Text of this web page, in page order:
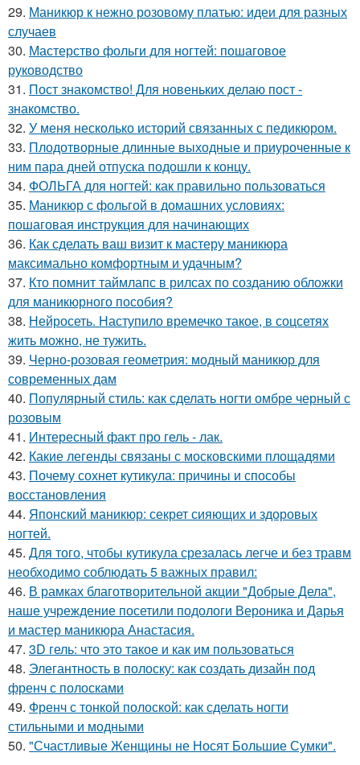
29. Маникюр к нежно розовому платью: идеи для разных
случаев
30. Мастерство фольги для ногтей: пошаговое
руководство
31. Пост знакомство! Для новеньких делаю пост -
знакомство.
32. У меня несколько историй связанных с педикюром.
33. Плодотворные длинные выходные и приуроченные к
ним пара дней отпуска подошли к концу.
34. ФОЛЬГА для ногтей: как правильно пользоваться
35. Маникюр с фольгой в домашних условиях:
пошаговая инструкция для начинающих
36. Как сделать ваш визит к мастеру маникюра
максимально комфортным и удачным?
37. Кто помнит таймлапс в рилсах по созданию обложки
для маникюрного пособия?
38. Нейросеть. Наступило времечко такое, в соцсетях
жить можно, не тужить.
39. Черно-розовая геометрия: модный маникюр для
современных дам
40. Популярный стиль: как сделать ногти омбре черный с
розовым
41. Интересный факт про гель - лак.
42. Какие легенды связаны с московскими площадями
43. Почему сохнет кутикула: причины и способы
восстановления
44. Японский маникюр: секрет сияющих и здоровых
ногтей.
45. Для того, чтобы кутикула срезалась легче и без травм
необходимо соблюдать 5 важных правил:
46. В рамках благотворительной акции "Добрые Дела",
наше учреждение посетили подологи Вероника и Дарья
и мастер маникюра Анастасия.
47. 3D гель: что это такое и как им пользоваться
48. Элегантность в полоску: как создать дизайн под
френч с полосками
49. Френч с тонкой полоской: как сделать ногти
стильными и модными
50. "Счастливые Женщины не Носят Большие Сумки".